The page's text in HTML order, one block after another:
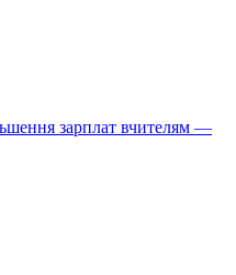
зарплат вчителям —